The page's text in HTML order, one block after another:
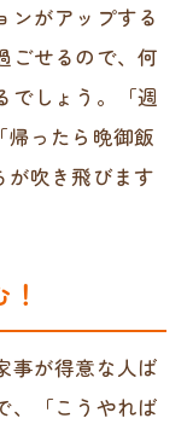
ンがアップする
ごせるので、何
でしょう。「週
ったら晩御飯
吹き飛びます
事が得意な人ば
、「こうやれば